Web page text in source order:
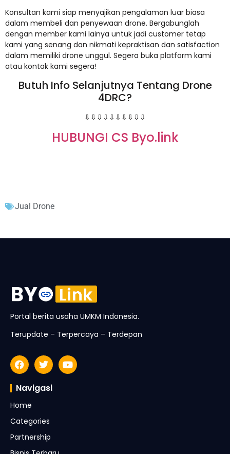
Konsultan kami siap menyajikan pengalaman luar biasa
dalam membeli dan penyewaan drone. Bergabunglah
dengan member kami lainya untuk jadi customer tetap
kami yang senang dan nikmati kepraktisan dan satisfaction
dalam memiliki drone unggul. Segera buka platform kami
atau kontak kami segera!
Butuh Info Selanjutnya Tentang Drone
4DRC?
⇩⇩⇩⇩⇩⇩⇩⇩⇩⇩
HUBUNGI CS Byo.link
Jual Drone
Portal berita usaha UMKM Indonesia.
Terupdate – Terpercaya – Terdepan
Navigasi
Home
Categories
Partnership